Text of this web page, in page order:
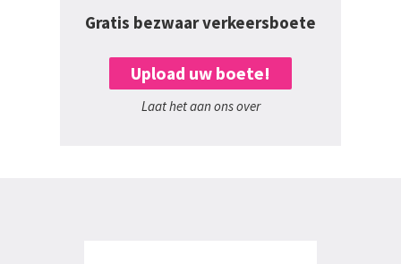
Gratis bezwaar verkeersboete
Upload uw boete!
Laat het aan ons over